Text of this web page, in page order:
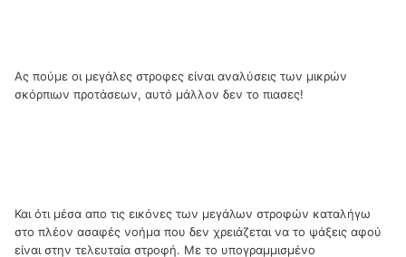
Ας πούμε οι μεγάλες στροφες είναι αναλύσεις των μικρών
σκόρπιων προτάσεων, αυτό μάλλον δεν το πιασες!
Και ότι μέσα απο τις εικόνες των μεγάλων στροφών καταλήγω
στο πλέον ασαφές νοήμα που δεν χρειάζεται να το ψάξεις αφού
είναι στην τελευταία στροφή. Με το υπογραμμισμένο